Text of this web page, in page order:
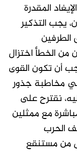
المقدرة
يجب التذكير
الطرفين
من الخطأ اختزال
أن تكون القوى
مخاطبة جذور
نقترح على
مع ممثلين
الحرب
من مستنقع